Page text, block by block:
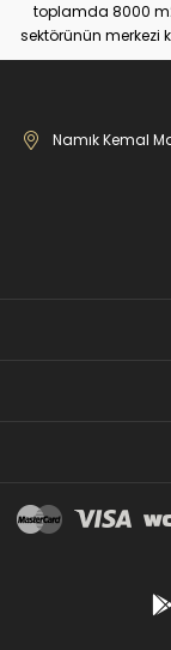
toplamda 8000
sektörünün merkezi
mağazamız, Türkiye
perakande
mağazamız ile AS
JOMA markası ile
Namık Kemal